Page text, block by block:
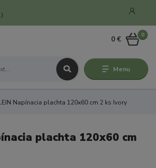
Menu
0
0 €
Napínacia plachta 120x60 cm 2 ks Ivory
plachta 120x60 cm